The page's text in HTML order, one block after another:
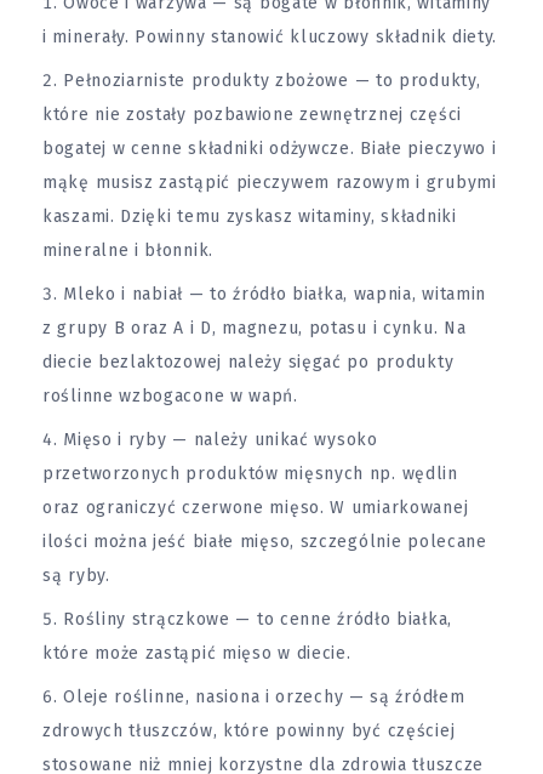
i minerały. Powinny stanowić kluczowy składnik diety.
Pełnoziarniste produkty zbożowe — to produkty,
które nie zostały pozbawione zewnętrznej części
bogatej w cenne składniki odżywcze. Białe pieczywo i
mąkę musisz zastąpić pieczywem razowym i grubymi
kaszami. Dzięki temu zyskasz witaminy, składniki
mineralne i błonnik.
Mleko i nabiał — to źródło białka, wapnia, witamin
z grupy B oraz A i D, magnezu, potasu i cynku. Na
diecie bezlaktozowej należy sięgać po produkty
roślinne wzbogacone w wapń.
Mięso i ryby — należy unikać wysoko
przetworzonych produktów mięsnych np. wędlin
oraz ograniczyć czerwone mięso. W umiarkowanej
ilości można jeść białe mięso, szczególnie polecane
są ryby.
Rośliny strączkowe — to cenne źródło białka,
które może zastąpić mięso w diecie.
Oleje roślinne, nasiona i orzechy — są źródłem
zdrowych tłuszczów, które powinny być częściej
stosowane niż mniej korzystne dla zdrowia tłuszcze